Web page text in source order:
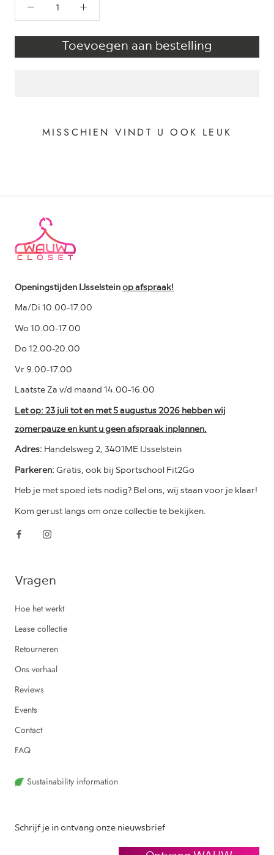
Toevoegen aan bestelling
MISSCHIEN VINDT U OOK LEUK
Openingstijden IJsselsteinop afspraak!
Ma/Di 10.00-17.00
Wo 10.00-17.00
Do 12.00-20.00
Vr 9.00-17.00
Laatste Za v/d maand 14.00-16.00
Let op: 23 juli tot en met 5 augustus 2026 hebben wij
zomerpauze en kunt u geen afspraak inplannen.
Adres: Handelsweg 2, 3401ME IJsselstein
Parkeren: Gratis, ook bij Sportschool Fit2Go
Heb je met spoed iets nodig? Bel ons, wij staan voor je klaar!
Kom gerust langs om onze collectie te bekijken.
Vragen
Hoe het werkt
Lease collectie
Retourneren
Ons verhaal
Reviews
Events
Contact
FAQ
Sustainability information
Schrijf je in ontvang onze nieuwsbrief